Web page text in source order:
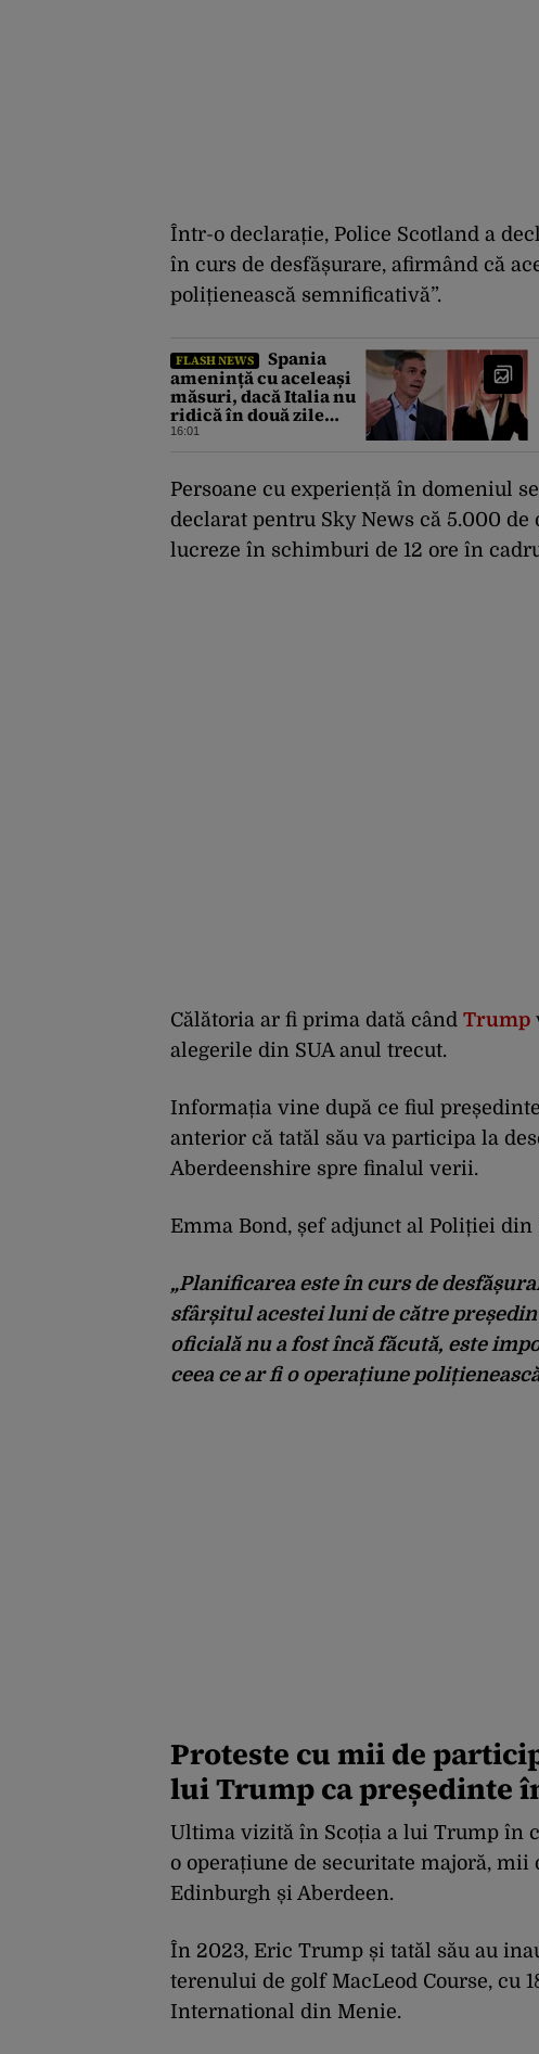
Într-o declarație, Police Scotland a
în curs de desfășurare, afirmând că
polițienească semnificativă”.
FLASH NEWS
Spania
amenință cu aceleași
măsuri, dacă Italia nu
ridică în două zile
controalele asupra
migrației
16:01
Persoane cu experiență în domeniul
declarat pentru Sky News că 5.000
lucreze în schimburi de 12 ore în
Călătoria ar fi prima dată când Trump
alegerile din SUA anul trecut.
Informația vine după ce fiul
anterior că tatăl său va participa la
Aberdeenshire spre finalul verii.
Emma Bond, șef adjunct al Poliției din
„Planificarea este în curs de
sfârșitul acestei luni de către
oficială nu a fost încă făcută, este
ceea ce ar fi o operațiune
Proteste cu mii de
lui Trump ca președinte
Ultima vizită în Scoția a lui Trump în
o operațiune de securitate majoră, mii
Edinburgh și Aberdeen.
În 2023, Eric Trump și tatăl său au
terenului de golf MacLeod Course, cu
International din Menie.